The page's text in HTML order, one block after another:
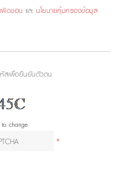
ผิดชอบ และ นโยบายคุ้มครองข้อมูล
สเพื่อยืนยันตัวตน
change
*